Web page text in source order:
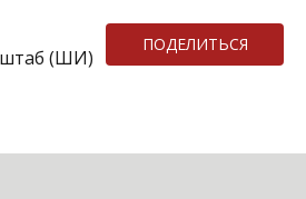
(ШИ)
ПОДЕЛИТЬСЯ